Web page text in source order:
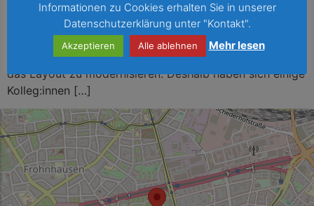
Wir starten im Schuljahr 2021/22 mit einer neuen
Homepage der Gesamtschule Holsterhausen. Die Idee
war eine übersichtlichere Homepage zu gestalten und
das Layout zu modernisieren. Deshalb haben sich einige
Kolleg:innen […]
Informationen zu Cookies erhalten Sie in unserer
Datenschutzerklärung unter "Kontakt".
Akzeptieren Alle ablehnen Mehr lesen